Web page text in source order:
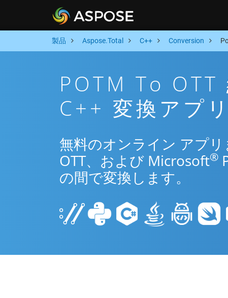
製品 Aspose.Total C++ Conversion
POTM To OTT
C++ 変換アプリ
無料のオンライン アプリ
OTT、および Microsoft®
の間で変換します。